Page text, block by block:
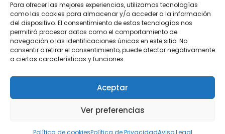
Para ofrecer las mejores experiencias, utilizamos tecnologías
como las cookies para almacenar y/o acceder a la información
del dispositivo. El consentimiento de estas tecnologías nos
permitirá procesar datos como el comportamiento de
navegación o las identificaciones únicas en este sitio. No
consentir o retirar el consentimiento, puede afectar negativamente
a ciertas características y funciones.
Aceptar
Ver preferencias
Política de cookiesPolítica de PrivacidadAviso Legal
Copyright © 2023 Feria Valencia
Aviso LegalPolítica de privacidadPolítica de cookies